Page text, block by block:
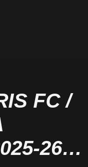
FC /
26